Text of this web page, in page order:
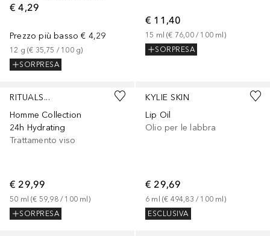
€ 4,29
Prezzo più basso € 4,29
12 g (€ 35,75 / 100 g)
SORPRESA
€ 11,40
15 ml (€ 76,00 / 100 ml)
SORPRESA
RITUALS...
Homme Collection
24h Hydrating
Trattamento viso
€ 29,99
50 ml (€ 59,98 / 100 ml)
SORPRESA
KYLIE SKIN
Lip Oil
Olio per le labbra
€ 29,69
6 ml (€ 494,83 / 100 ml)
ESCLUSIVA